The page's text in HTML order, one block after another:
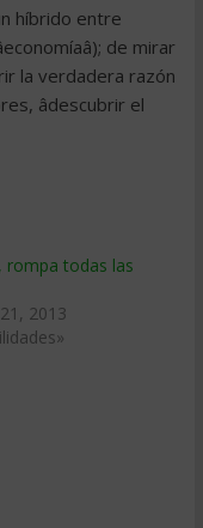
híbrido entre
de mirar
la verdadera razón
âdescubrir el
rompa todas las
2013